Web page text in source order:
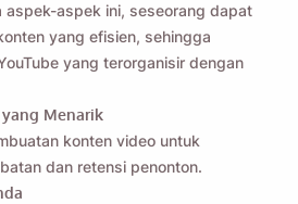
aspek-aspek ini, seseorang dapat
yang efisien, sehingga
yang terorganisir dengan
Menarik
konten video untuk
dan retensi penonton.